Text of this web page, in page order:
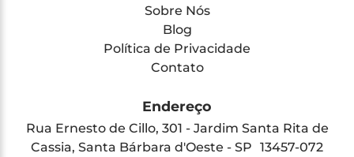
Sobre Nós
Blog
Política de Privacidade
Contato
Endereço
Rua Ernesto de Cillo, 301 - Jardim Santa Rita de
Cassia, Santa Bárbara d'Oeste - SP 13457-072